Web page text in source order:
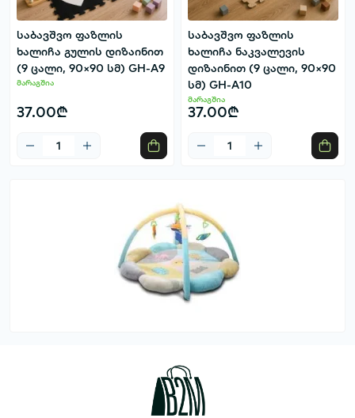
საბავშვო ფაზლის
ხალიჩა გულის დიზაინით
(9 ცალი, 90×90 სმ) GH-A9
მარაგშია
37.00₾
საბავშვო ფაზლის
ხალიჩა ნაკვალევის
დიზაინით (9 ცალი, 90×90
სმ) GH-A10
მარაგშია
37.00₾